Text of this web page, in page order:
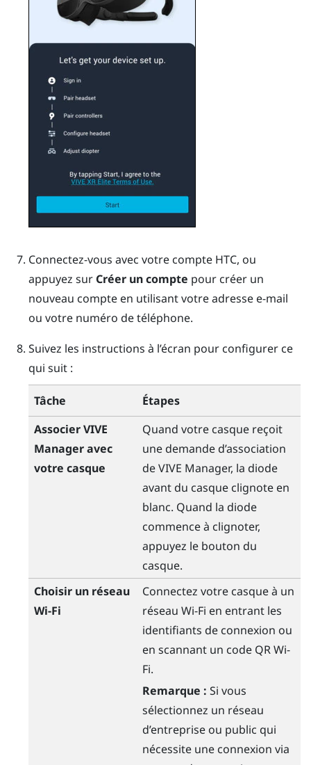
Connectez-vous avec votre compte HTC, ou
appuyez sur Créer un compte pour créer un
nouveau compte en utilisant votre adresse e-mail
ou votre numéro de téléphone.
Suivez les instructions à l’écran pour configurer ce
qui suit :
Tâche
Étapes
AssocierVIVE
Manageravec
votre casque
Quand votre casque reçoit
une demande d’association
deVIVE Manager, la diode
avant du casque clignote en
blanc. Quand la diode
commence à clignoter,
appuyez le bouton du
casque.
Choisir un réseau
Wi-Fi
Connectez votre casque à un
réseau Wi-Fi en entrant les
identifiants de connexion ou
en scannant un code QRWi-
Fi.
Remarque : Si vous
sélectionnez un réseau
d’entreprise ou public qui
nécessite une connexion via